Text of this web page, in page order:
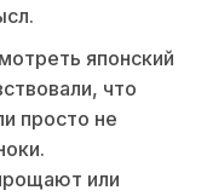
японский
что
просто не
или